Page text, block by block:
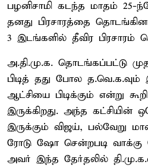
பழனிசாமி கடந்த மாதம் 25-
தனது பிரசாரத்தை
3 இடங்களில் தீவிர பிரசாரம்
அ.தி.மு.க. தொடங்கப்பட்டு
பிடித் தது போல
ஆட்சியை பிடிக்கும் என்று
இருக்கிறது. அந்த கட்சியின்
இருக்கும் விஜய், பல்வேறு
ரோடு ஷோ சென்றபடி வாக்கு
அவர் இந்த தேர்தலில்